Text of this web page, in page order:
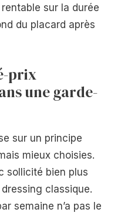
sur la durée
du placard après
prix
une garde-
sur un principe
mieux choisies.
sollicité bien plus
dressing classique.
semaine n’a pas le